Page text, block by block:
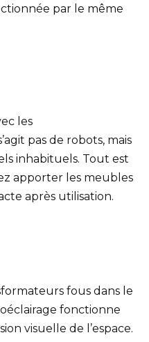
par le même
les
pas de robots, mais
inhabituels. Tout est
apporter les meubles
après utilisation.
fous dans le
fonctionne
visuelle de l’espace.